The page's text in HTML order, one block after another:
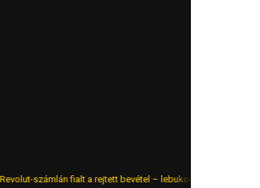
fialt a rejtett bevétel – lebukott az online autókereskedő